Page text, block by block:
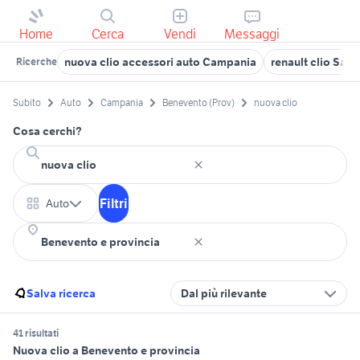
Home Cerca Vendi Messaggi
Ricerche nuova clio accessori auto Campania renault clio
Subito Auto Campania Benevento (Prov) nuova clio
Cosa cerchi?
Auto Filtri
Salva ricerca Dal più rilevante
41 risultati
Nuova clio a Benevento e provincia